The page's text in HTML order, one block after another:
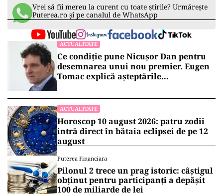
Vrei să fii mereu la curent cu toate știrile? Urmărește
Puterea.ro și pe canalul de WhatsApp
ACTUALITATE
Ce condiție pune Nicușor Dan pentru
desemnarea unui nou premier. Eugen
Tomac explică așteptările
ACTUALITATE
Horoscop 10 august 2026: patru zodii
intră direct în bătaia eclipsei de pe 12
august
Puterea Financiara
Pilonul 2 trece un prag istoric: câștigul
obținut pentru participanți a depășit
100 de miliarde de lei